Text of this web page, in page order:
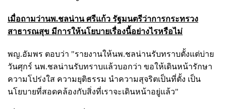
เมื่อถามว่านพ.ชลน่าน ศรีแก้ว รัฐมนตรีว่าการกระทรวง
สาธารณสุข มีการให้นโยบายเรื่องนี้อย่างไรหรือไม่
พญ.อัมพร ตอบว่า "รายงานให้นพ.ชลน่านรับทราบตั้งแต่บ่าย
วันศุกร์ นพ.ชลน่านรับทราบแล้วบอกว่า ขอให้เดินหน้ารักษา
ความโปร่งใส ความยุติธรรม นำความสุจริตเป็นที่ตั้ง เป็น
นโยบายที่สอดคล้องกับสิ่งที่เราจะเดินหน้าอยู่แล้ว"